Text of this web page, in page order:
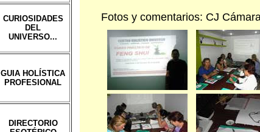
CURIOSIDADES
DEL
UNIVERSO...
GUIA HOLÍSTICA
PROFESIONAL
DIRECTORIO
Fotos y comentarios: CJ